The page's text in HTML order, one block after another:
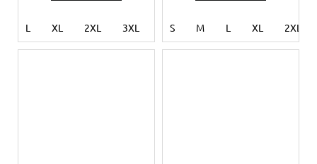
L XL 2XL 3XL 4XL
S M L XL 2XL